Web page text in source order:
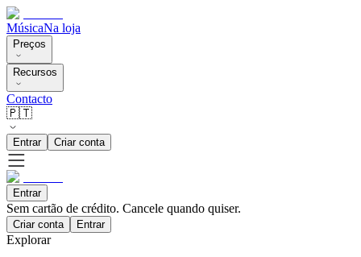
MúsicaNa loja
Preços
Recursos
Contacto
🇵🇹
Entrar Criar conta
Entrar
Sem cartão de crédito. Cancele quando quiser.
Criar conta Entrar
Explorar